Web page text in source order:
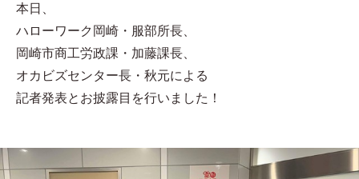
本日、
ハローワーク岡崎・服部所長、
岡崎市商工労政課・加藤課長、
オカビズセンター長・秋元による
記者発表とお披露目を行いました！